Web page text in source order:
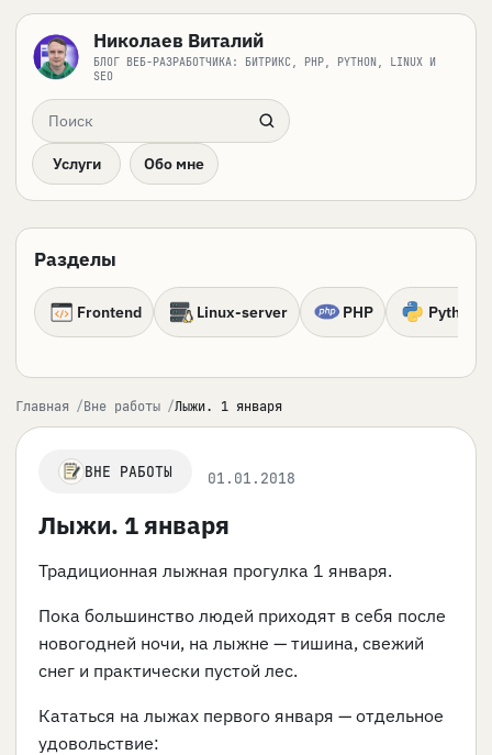
Николаев Виталий
БЛОГ ВЕБ-РАЗРАБОТЧИКА: БИТРИКС, PHP, PYTHON, LINUX И
SEO
Поиск по сайту
Услуги Обо мне
Разделы
Frontend Linux-server PHP Python
Главная Вне работы Лыжи. 1 января
ВНЕ РАБОТЫ 01.01.2018
Лыжи. 1 января
Традиционная лыжная прогулка 1 января.
Пока большинство людей приходят в себя после
новогодней ночи, на лыжне — тишина, свежий
снег и практически пустой лес.
Кататься на лыжах первого января — отдельное
удовольствие: